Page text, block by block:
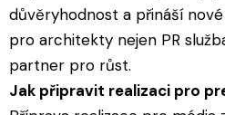
důvěryhodnost a přináší
pro architekty nejen PR
partner pro růst.
Jak připravit realizaci pro